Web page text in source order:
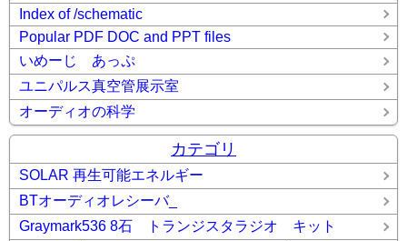
Index of /schematic
Popular PDF DOC and PPT files
いめーじ あっぷ
ユニパルス真空管展示室
オーディオの科学
カテゴリ
SOLAR 再生可能エネルギー
BTオーディオレシーバ_
Graymark536 8石 トランジスタラジオ キット